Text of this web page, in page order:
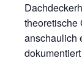
theoretische
anschaulich